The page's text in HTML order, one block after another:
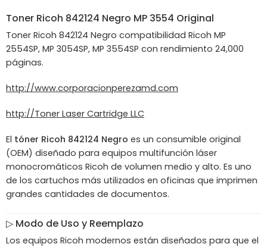
Toner Ricoh 842124 Negro MP 3554 Original
Toner Ricoh 842124 Negro compatibilidad Ricoh MP
2554SP, MP 3054SP, MP 3554SP con rendimiento 24,000
páginas.
http://www.corporacionperezamd.com
http://Toner Laser Cartridge LLC
El tóner Ricoh 842124 Negro es un consumible original
(OEM) diseñado para equipos multifunción láser
monocromáticos Ricoh de volumen medio y alto. Es uno
de los cartuchos más utilizados en oficinas que imprimen
grandes cantidades de documentos.
▷ Modo de Uso y Reemplazo
Los equipos Ricoh modernos están diseñados para que el